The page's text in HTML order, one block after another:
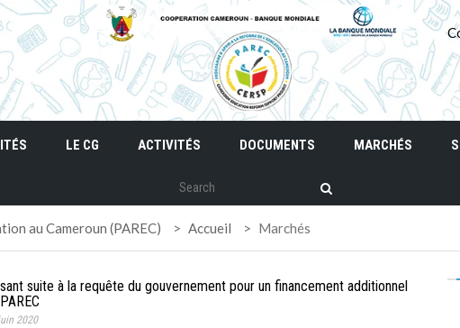
LE CG ACTIVITÉS DOCUMENTS MARCHÉS
au Cameroun (PAREC) > Accueil > Marchés
suite à la requête du gouvernement pour un financement additionnel
2020